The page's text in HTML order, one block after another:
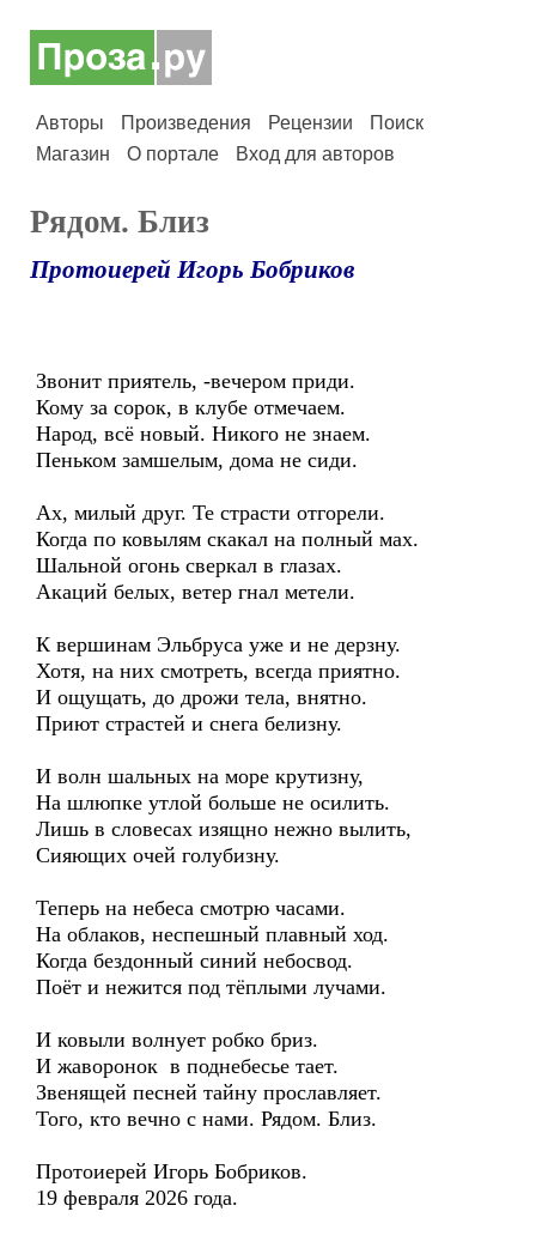
Авторы Произведения Рецензии
Поиск
Магазин
О портале Вход для авторов
Рядом. Близ
Протоиерей Игорь Бобриков
Звонит приятель, -вечером приди.
Кому за сорок, в клубе отмечаем.
Народ, всё новый. Никого не знаем.
Пеньком замшелым, дома не сиди.
Ах, милый друг. Те страсти отгорели.
Когда по ковылям скакал на полный мах.
Шальной огонь сверкал в глазах.
Акаций белых, ветер гнал метели.
К вершинам Эльбруса уже и не дерзну.
Хотя, на них смотреть, всегда приятно.
И ощущать, до дрожи тела, внятно.
Приют страстей и снега белизну.
И волн шальных на море крутизну,
На шлюпке утлой больше не осилить.
Лишь в словесах изящно нежно вылить,
Сияющих очей голубизну.
Теперь на небеса смотрю часами.
На облаков, неспешный плавный ход.
Когда бездонный синий небосвод.
Поёт и нежится под тёплыми лучами.
И ковыли волнует робко бриз.
И жаворонок в поднебесье тает.
Звенящей песней тайну прославляет.
Того, кто вечно с нами. Рядом. Близ.
Протоиерей Игорь Бобриков.
19 февраля 2026 года.